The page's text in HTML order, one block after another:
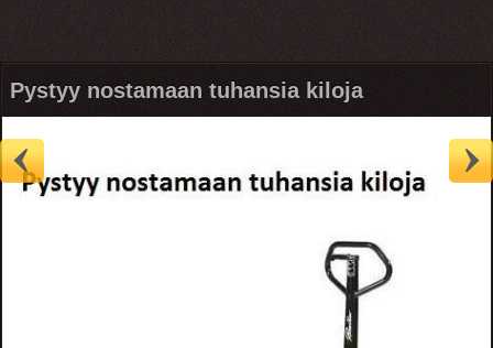
Pystyy nostamaan tuhansia kiloja